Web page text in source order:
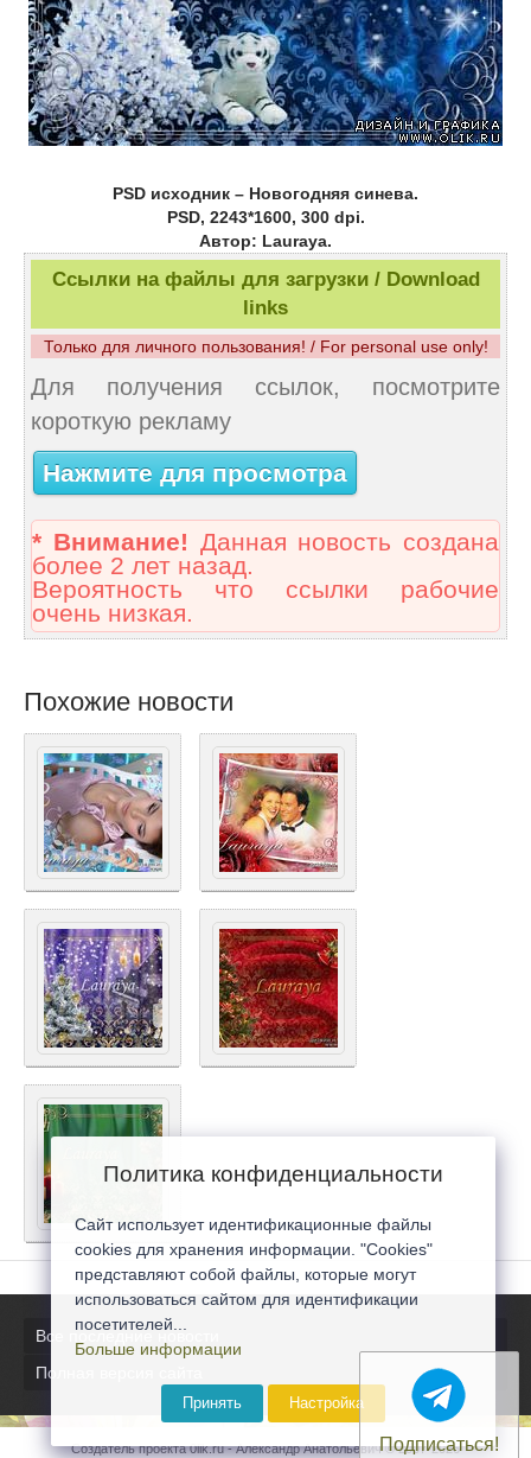
PSD исходник – Новогодняя синева.
PSD, 2243*1600, 300 dpi.
Автор: Lauraya.
Ссылки на файлы для загрузки / Download
links
Только для личного пользования! / For personal use only!
Для получения ссылок, посмотрите
короткую рекламу
Нажмите для просмотра
* Внимание! Данная новость создана
более 2 лет назад.
Вероятность что ссылки рабочие
очень низкая.
Похожие новости
Все последние новости
Полная версия сайта
Создатель проекта 0lik.ru - Александр Анатольевич © 2007-2026
Подписаться!
Политика конфиденциальности
Сайт использует идентификационные файлы
cookies для хранения информации. "Cookies"
представляют собой файлы, которые могут
использоваться сайтом для идентификации
посетителей...
Больше информации
Принять Настройка